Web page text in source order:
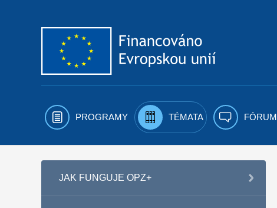
PROGRAMY TÉMATA FÓRUM
JAK FUNGUJE OPZ+